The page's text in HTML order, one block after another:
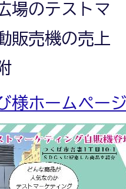
場のテストマ
販売機の売上
様ホームペー